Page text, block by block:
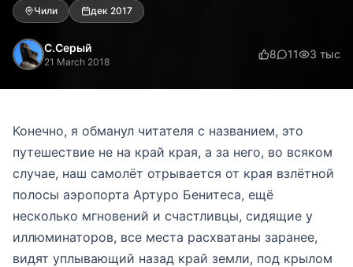
Чили дек 2017
С.Серый
21 March 2018
8 11 3 тыс
Конечно, я обманул читателя с названием, это
путешествие не на край края, а за него, во всяком
случае, наш самолёт отрывается от края взлётной
полосы аэропорта Артуро Бенитеса, ещё
несколько мгновений и счастливцы, сидящие у
иллюминаторов, все места расхватаны заранее,
видят уплывающий назад край земли, под крылом